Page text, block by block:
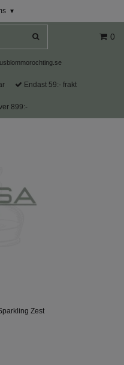
▾
0
Endast 59:- frakt
899:-
Zest